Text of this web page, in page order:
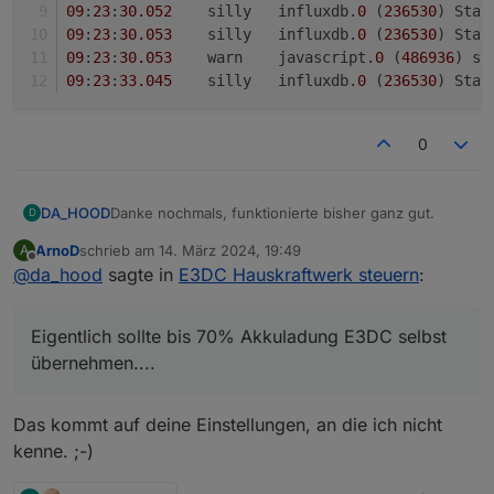
09: 23: 30.052
	silly	influxdb.
0 (236530)
09: 23: 30.053
	silly	influxdb.
0 (236530)
09: 23: 30.053
	warn	javascript.
0 (486936)
09: 23: 33.045
	silly	influxdb.
0 (236530)
0
D DA_HOODDanke nochmals, funktionierte bisher ganz gut.
Jetzt hat er aber die Ladung verhindert wo nur ein
Neustart des Scripts half :/
Eigentlich sollte bis 70% Akkuladung E3DC selbst
übernehmen....
09:23:24.051	silly	influxdb.0 (236530)
09:23:24.052	warn	javascript.0 (486936)
09:23:29.149	silly	influxdb.0 (236530)
A
Offline
ArnoDschrieb am 14. März 2024, 19:49
zuletzt editiert von
@da_hood sagte in E3DC Hauskraftwerk steuern:
Eigentlich sollte bis 70% Akkuladung E3DC selbst
übernehmen....
Das kommt auf deine Einstellungen, an die ich nicht
kenne. ;-)